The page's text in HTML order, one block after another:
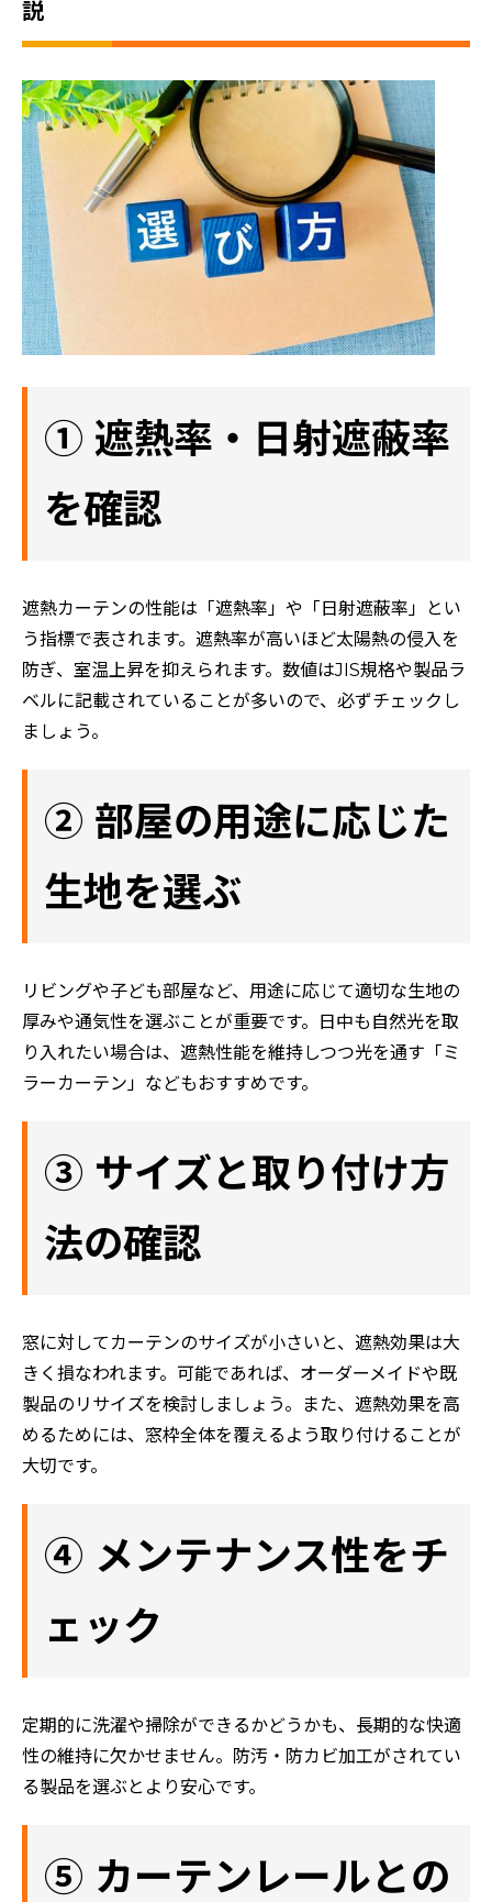
説
① 遮熱率・日射遮蔽率
を確認
遮熱カーテンの性能は「遮熱率」や「日射遮蔽率」とい
う指標で表されます。遮熱率が高いほど太陽熱の侵入を
防ぎ、室温上昇を抑えられます。数値はJIS規格や製品ラ
ベルに記載されていることが多いので、必ずチェックし
ましょう。
② 部屋の用途に応じた
生地を選ぶ
リビングや子ども部屋など、用途に応じて適切な生地の
厚みや通気性を選ぶことが重要です。日中も自然光を取
り入れたい場合は、遮熱性能を維持しつつ光を通す「ミ
ラーカーテン」などもおすすめです。
③ サイズと取り付け方
法の確認
窓に対してカーテンのサイズが小さいと、遮熱効果は大
きく損なわれます。可能であれば、オーダーメイドや既
製品のリサイズを検討しましょう。また、遮熱効果を高
めるためには、窓枠全体を覆えるよう取り付けることが
大切です。
④ メンテナンス性をチ
ェック
定期的に洗濯や掃除ができるかどうかも、長期的な快適
性の維持に欠かせません。防汚・防カビ加工がされてい
る製品を選ぶとより安心です。
⑤ カーテンレールとの